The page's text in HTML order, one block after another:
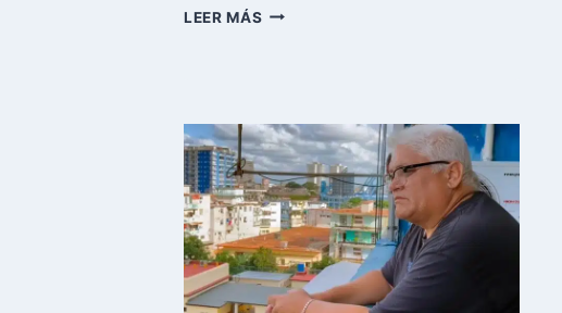
LEER MÁS ULYK
EN
CUBA
A
INMIGRANTE
EN
MIAMI